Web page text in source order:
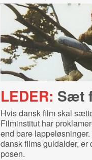
LEDER: Sæt
Hvis dansk film skal
Filminstitut har
end bare
dansk films guldalder, er
posen.